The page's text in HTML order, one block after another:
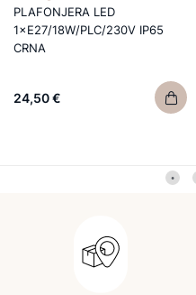
PLAFONJERA LED
1×E27/18W/PLC/230V IP65
CRNA
24,50 €